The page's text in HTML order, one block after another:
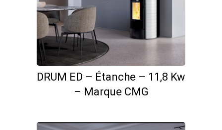
DRUM ED – Étanche – 11,8 Kw
– Marque CMG